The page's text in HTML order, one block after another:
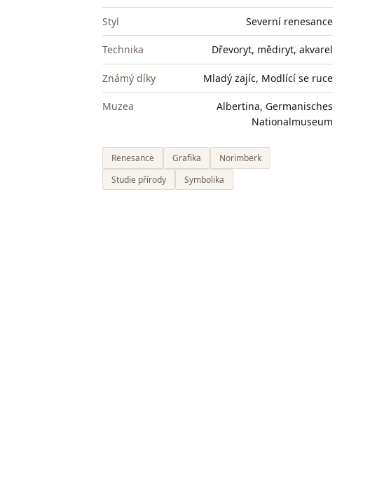
Styl Severní renesance
Technika Dřevoryt, mědiryt, akvarel
Známý díky Mladý zajíc, Modlící se ruce
Muzea
Albertina, Germanisches
Nationalmuseum
Renesance Grafika
Norimberk
Studie přírody
Symbolika